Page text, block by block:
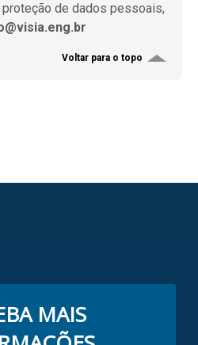
de dados pessoais,
Voltar para o topo